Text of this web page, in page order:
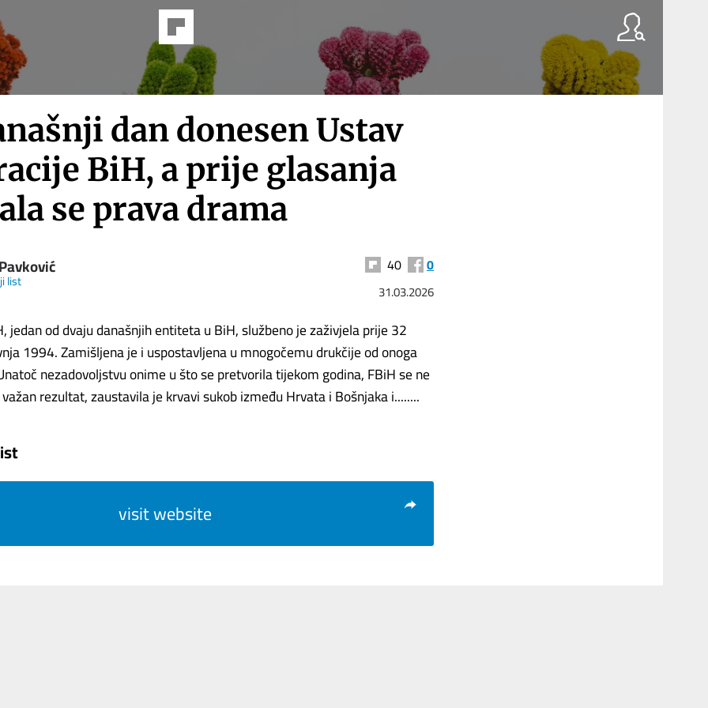
dan donesen Ustav
BiH, a prije glasanja
se prava drama
list
40 0
31.03.2026
jedan od dvaju današnjih entiteta u BiH, službeno je zaživjela prije 32
1994. Zamišljena je i uspostavljena u mnogočemu drukčije od onoga
nezadovoljstvu onime u što se pretvorila tijekom godina, FBiH se ne
rezultat, zaustavila je krvavi sukob između Hrvata i Bošnjaka i........
visit website